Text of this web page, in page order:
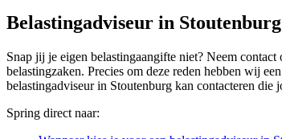
Belastingadviseur in Stoutenburg
Snap jij je eigen belastingaangifte niet? Neem
belastingzaken. Precies om deze reden hebben wij
belastingadviseur in Stoutenburg kan contacteren die
Spring direct naar: